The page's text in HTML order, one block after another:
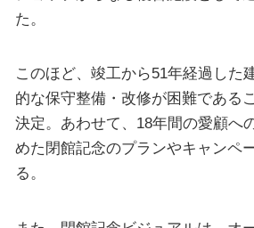
た。
このほど、竣工から51年経過した
的な保守整備・改修が困難である
決定。あわせて、18年間の愛顧へ
めた閉館記念のプランやキャンペ
る。